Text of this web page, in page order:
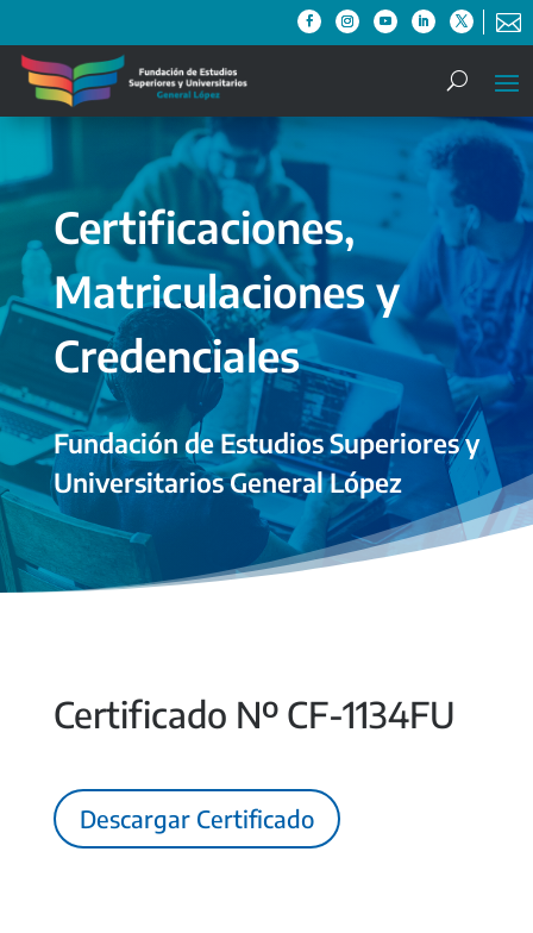

Certificaciones,
Matriculaciones y
Credenciales
Fundación de Estudios Superiores y
Universitarios General López
Certificado Nº CF-1134FU
Descargar Certificado